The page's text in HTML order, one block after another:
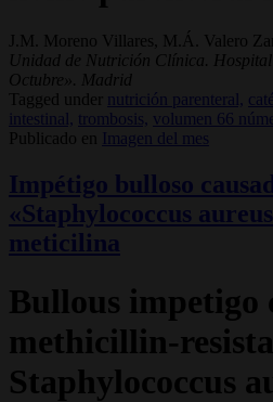
J.M. Moreno Villares, M.Á. Valero
Unidad de Nutrición Clínica.
Octubre». Madrid
Tagged under
nutrición parenteral,
intestinal, trombosis, volumen 66
Publicado en Imagen del mes
Impétigo bulloso
«Staphylococcus
meticilina
Bullous impetigo
methicillin-
Staphylococcus